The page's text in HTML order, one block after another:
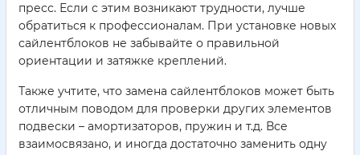
пресс. Если с этим возникают трудности, лучше
обратиться к профессионалам. При установке новых
сайлентблоков не забывайте о правильной
ориентации и затяжке креплений.
Также учтите, что замена сайлентблоков может быть
отличным поводом для проверки других элементов
подвески – амортизаторов, пружин и т.д. Все
взаимосвязано, и иногда достаточно заменить одну